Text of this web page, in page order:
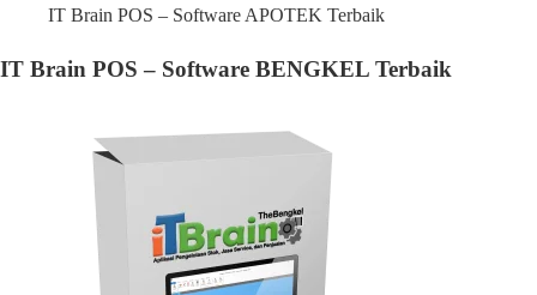
IT Brain POS – Software APOTEK Terbaik
IT Brain POS – Software BENGKEL Terbaik